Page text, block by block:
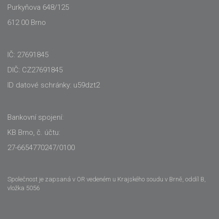
Purkyňova 648/125
612 00 Brno
IČ: 27691845
DIČ: CZ27691845
ID datové schránky: u59dzt2
Bankovní spojení:
KB Brno, č. účtu:
27-6654770247/0100
Společnost je zapsaná v OR vedeném u Krajského soudu v Brně, oddíl B,
vložka 5056